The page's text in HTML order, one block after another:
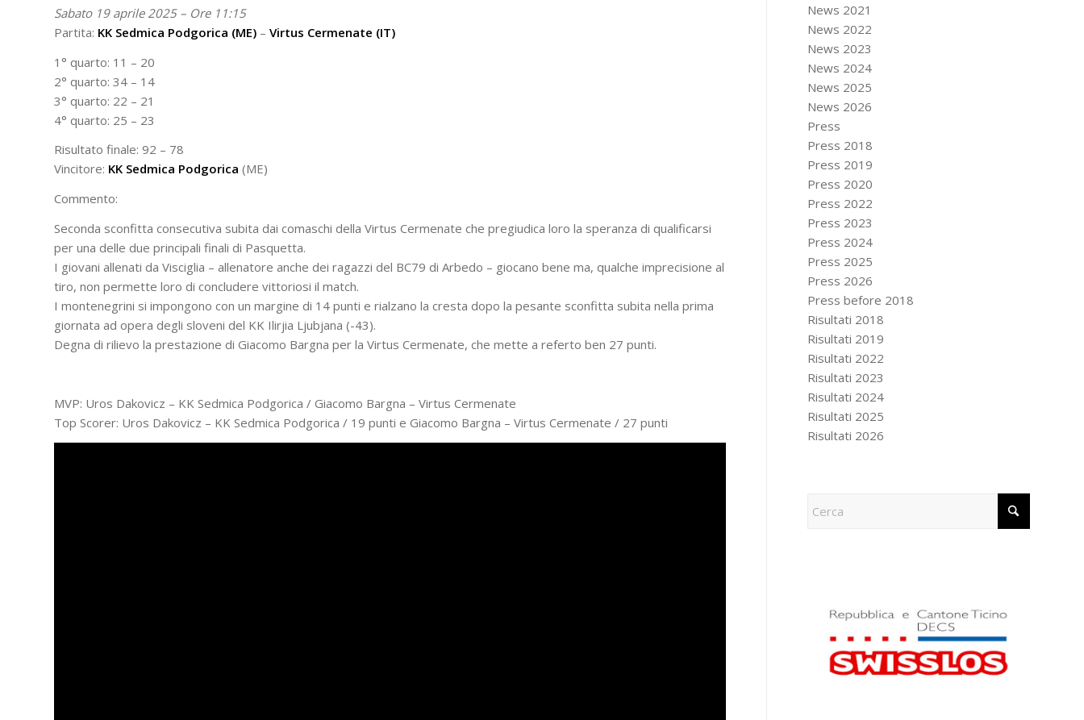
Sabato 19 aprile 2025 – Ore 11:15
Partita: KK Sedmica Podgorica (ME) – Virtus Cermenate (IT)
1° quarto: 11 – 20
2° quarto: 34 – 14
3° quarto: 22 – 21
4° quarto: 25 – 23
Risultato finale: 92 – 78
Vincitore: KK Sedmica Podgorica (ME)
Commento:
Seconda sconfitta consecutiva subita dai comaschi della Virtus Cermenate che pregiudica loro la speranza di qualificarsi
per una delle due principali finali di Pasquetta.
I giovani allenati da Visciglia – allenatore anche dei ragazzi del BC79 di Arbedo – giocano bene ma, qualche imprecisione al
tiro, non permette loro di concludere vittoriosi il match.
I montenegrini si impongono con un margine di 14 punti e rialzano la cresta dopo la pesante sconfitta subita nella prima
giornata ad opera degli sloveni del KK Ilirjia Ljubjana (-43).
Degna di rilievo la prestazione di Giacomo Bargna per la Virtus Cermenate, che mette a referto ben 27 punti.
MVP: Uros Dakovicz – KK Sedmica Podgorica / Giacomo Bargna – Virtus Cermenate
Top Scorer: Uros Dakovicz – KK Sedmica Podgorica / 19 punti e Giacomo Bargna – Virtus Cermenate / 27 punti
News 2021
News 2022
News 2023
News 2024
News 2025
News 2026
Press
Press 2018
Press 2019
Press 2020
Press 2022
Press 2023
Press 2024
Press 2025
Press 2026
Press before 2018
Risultati 2018
Risultati 2019
Risultati 2022
Risultati 2023
Risultati 2024
Risultati 2025
Risultati 2026